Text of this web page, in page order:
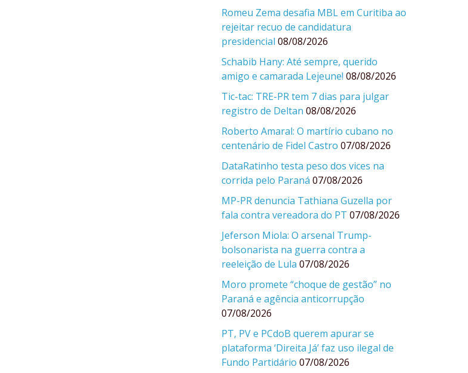
Romeu Zema desafia MBL em Curitiba ao
rejeitar recuo de candidatura
presidencial 08/08/2026
Schabib Hany: Até sempre, querido
amigo e camarada Lejeune! 08/08/2026
Tic-tac: TRE-PR tem 7 dias para julgar
registro de Deltan 08/08/2026
Roberto Amaral: O martírio cubano no
centenário de Fidel Castro 07/08/2026
DataRatinho testa peso dos vices na
corrida pelo Paraná 07/08/2026
MP-PR denuncia Tathiana Guzella por
fala contra vereadora do PT 07/08/2026
Jeferson Miola: O arsenal Trump-
bolsonarista na guerra contra a
reeleição de Lula 07/08/2026
Moro promete “choque de gestão” no
Paraná e agência anticorrupção
07/08/2026
PT, PV e PCdoB querem apurar se
plataforma ‘Direita Já’ faz uso ilegal de
Fundo Partidário 07/08/2026